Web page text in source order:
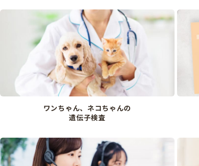
ワンちゃん、ネコちゃんの
遺伝子検査